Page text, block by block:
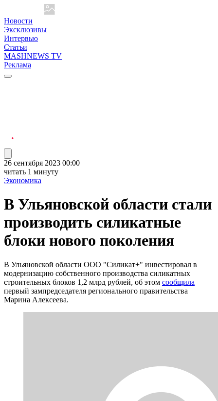
Новости
Эксклюзивы
Интервью
Статьи
MASHNEWS TV
Реклама
26 сентября 2023 00:00
читать 1 минуту
Экономика
В Ульяновской области стали
производить силикатные
блоки нового поколения
В Ульяновской области ООО "Силикат+" инвестировал в
модернизацию собственного производства силикатных
строительных блоков 1,2 млрд рублей, об этом сообщила
первый зампредседателя регионального правительства
Марина Алексеева.